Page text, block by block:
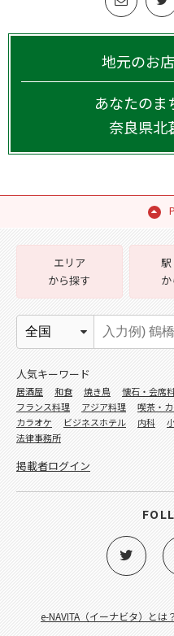
地元のお
あなたのま
奈良県北
e-NAVITA（イーナビタ）とは？
エリア
から探す
駅
人気キーワード
居酒屋 和食 焼き鳥 懐石・会席
フランス料理
アジア料理 喫茶・
カラオケ
ビジネスホテル 内科
法律事務所
掲載者ログイン